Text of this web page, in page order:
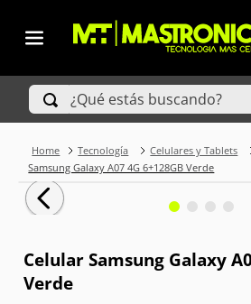
¿Qué estás buscando?
Tecnología Celulares y Tablets
Samsung Galaxy A07 4G 6+128GB Verde
Celular Samsung Galaxy
Verde
TÉRMINOS MÁS
1.
Iphone
3.
Celulares Samsung